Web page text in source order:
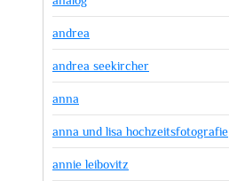
andrea
andrea seekircher
anna
anna und lisa hochzeitsfotografie
annie leibovitz